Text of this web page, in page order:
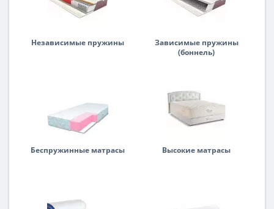
Независимые пружины
Зависимые пружины
(боннель)
Беспружинные матрасы Высокие матрасы